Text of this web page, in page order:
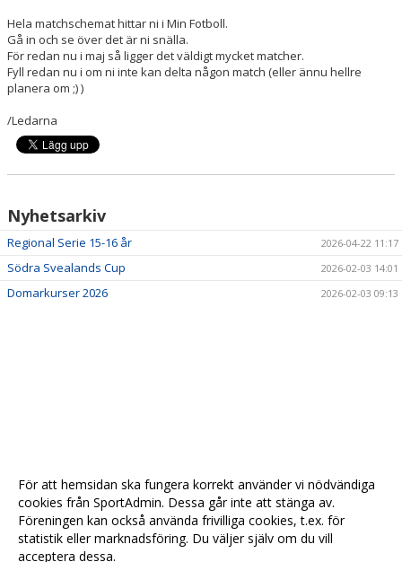
Hela matchschemat hittar ni i Min Fotboll.
Gå in och se över det är ni snälla.
För redan nu i maj så ligger det väldigt mycket matcher.
Fyll redan nu i om ni inte kan delta någon match (eller ännu hellre
planera om ;) )
/Ledarna
Nyhetsarkiv
Regional Serie 15-16 år 2026-04-22 11:17
Södra Svealands Cup 2026-02-03 14:01
Domarkurser 2026 2026-02-03 09:13
För att hemsidan ska fungera korrekt använder vi nödvändiga
cookies från SportAdmin. Dessa går inte att stänga av.
Föreningen kan också använda frivilliga cookies, t.ex. för
statistik eller marknadsföring. Du väljer själv om du vill
acceptera dessa.